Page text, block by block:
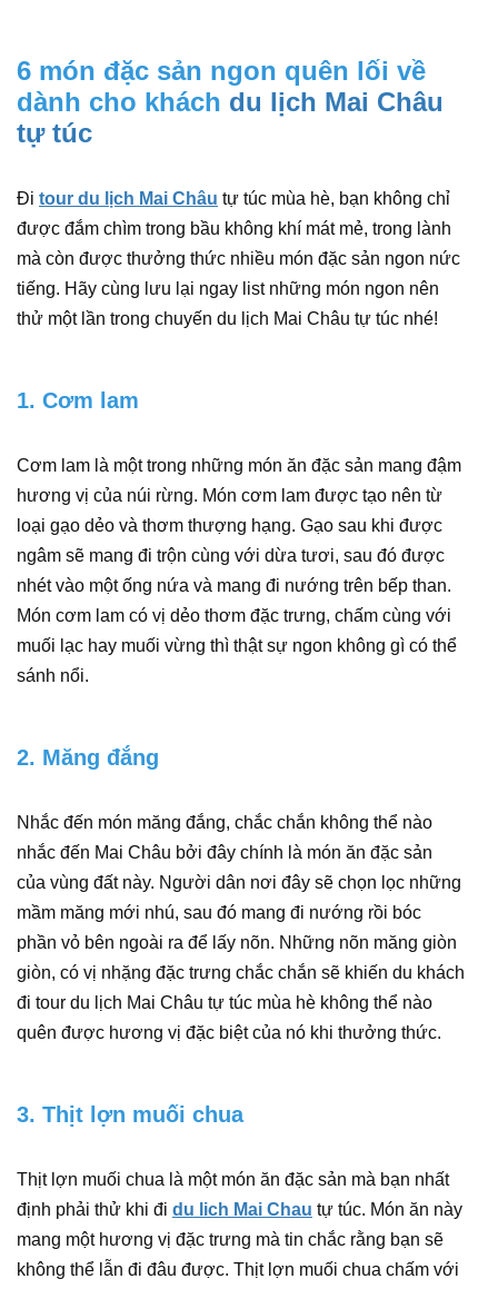
6 món đặc sản ngon quên lối về
dành cho khách du lịch Mai Châu
tự túc
Đi tour du lịch Mai Châu tự túc mùa hè, bạn không chỉ
được đắm chìm trong bầu không khí mát mẻ, trong lành
mà còn được thưởng thức nhiều món đặc sản ngon nức
tiếng. Hãy cùng lưu lại ngay list những món ngon nên
thử một lần trong chuyến du lịch Mai Châu tự túc nhé!
1. Cơm lam
Cơm lam là một trong những món ăn đặc sản mang đậm
hương vị của núi rừng. Món cơm lam được tạo nên từ
loại gạo dẻo và thơm thượng hạng. Gạo sau khi được
ngâm sẽ mang đi trộn cùng với dừa tươi, sau đó được
nhét vào một ống nứa và mang đi nướng trên bếp than.
Món cơm lam có vị dẻo thơm đặc trưng, chấm cùng với
muối lạc hay muối vừng thì thật sự ngon không gì có thể
sánh nổi.
2. Măng đắng
Nhắc đến món măng đắng, chắc chắn không thể nào
nhắc đến Mai Châu bởi đây chính là món ăn đặc sản
của vùng đất này. Người dân nơi đây sẽ chọn lọc những
mầm măng mới nhú, sau đó mang đi nướng rồi bóc
phần vỏ bên ngoài ra để lấy nõn. Những nõn măng giòn
giòn, có vị nhặng đặc trưng chắc chắn sẽ khiến du khách
đi tour du lịch Mai Châu tự túc mùa hè không thể nào
quên được hương vị đặc biệt của nó khi thưởng thức.
3. Thịt lợn muối chua
Thịt lợn muối chua là một món ăn đặc sản mà bạn nhất
định phải thử khi đi du lich Mai Chau tự túc. Món ăn này
mang một hương vị đặc trưng mà tin chắc rằng bạn sẽ
không thể lẫn đi đâu được. Thịt lợn muối chua chấm với